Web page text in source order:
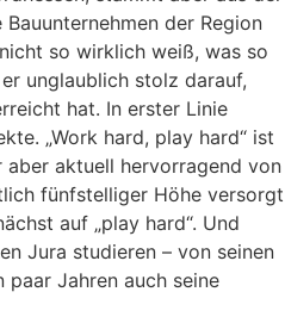
der Region
so wirklich weiß, was so
unglaublich stolz darauf,
hat. In erster Linie
„Work hard, play hard“ ist
aktuell hervorragend von
fünfstelliger Höhe versorgt
auf „play hard“. Und
Jura studieren – von seinen
paar Jahren auch seine